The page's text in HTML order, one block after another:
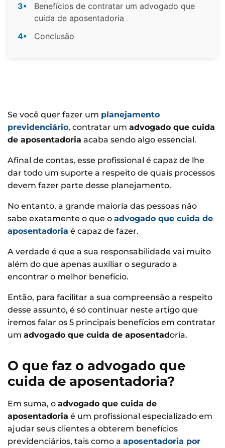
3•
Benefícios de contratar um advogado que
cuida de aposentadoria
4•
Conclusão
Se você quer fazer um planejamento
previdenciário, contratar um advogado que cuida
de aposentadoria acaba sendo algo essencial.
Afinal de contas, esse profissional é capaz de lhe
dar todo um suporte a respeito de quais processos
devem fazer parte desse planejamento.
No entanto, a grande maioria das pessoas não
sabe exatamente o que o advogado que cuida de
aposentadoria é capaz de fazer.
A verdade é que a sua responsabilidade vai muito
além do que apenas auxiliar o segurado a
encontrar o melhor benefício.
Então, para facilitar a sua compreensão a respeito
desse assunto, é só continuar neste artigo que
iremos falar os 5 principais benefícios em contratar
um advogado que cuida de aposentadoria.
O que faz o advogado que
cuida de aposentadoria?
Em suma, o advogado que cuida de
aposentadoria é um profissional especializado em
ajudar seus clientes a obterem benefícios
previdenciários, tais como a aposentadoria por